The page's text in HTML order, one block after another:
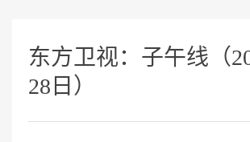
东方卫视：子午线（
28日）